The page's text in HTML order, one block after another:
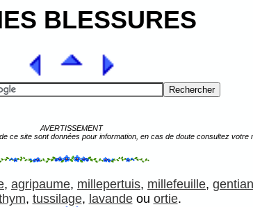
BLESSURES
AVERTISSEMENT
ce site sont données pour information, en cas de doute consultez votre
, agripaume, millepertuis, millefeuille,
, tussilage, lavandeou ortie.